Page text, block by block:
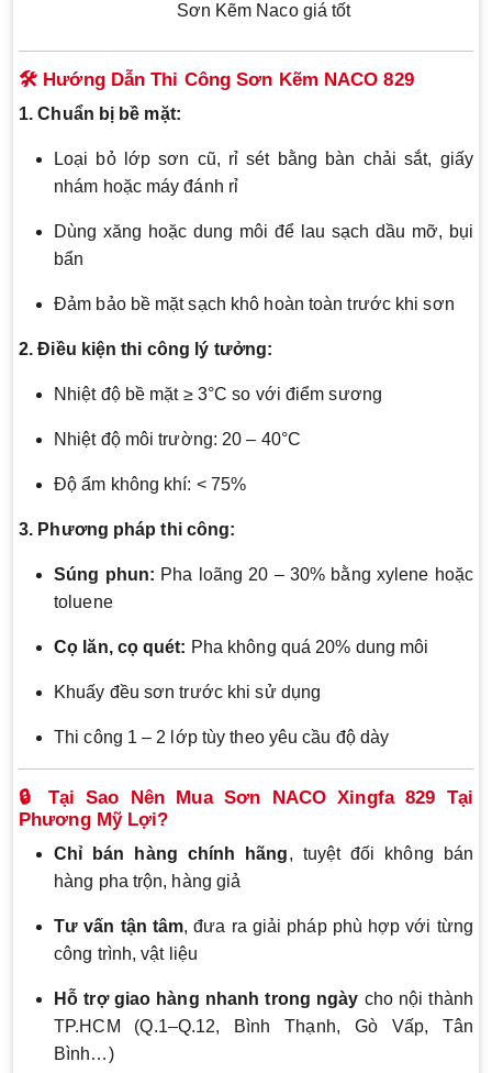
Sơn Kẽm Naco giá tốt
🛠️ Hướng Dẫn Thi Công Sơn Kẽm NACO 829
1. Chuẩn bị bề mặt:
Loại bỏ lớp sơn cũ, rỉ sét bằng bàn chải sắt, giấy
nhám hoặc máy đánh rỉ
Dùng xăng hoặc dung môi để lau sạch dầu mỡ, bụi
bẩn
Đảm bảo bề mặt sạch khô hoàn toàn trước khi sơn
2. Điều kiện thi công lý tưởng:
Nhiệt độ bề mặt ≥ 3°C so với điểm sương
Nhiệt độ môi trường: 20 – 40°C
Độ ẩm không khí: < 75%
3. Phương pháp thi công:
Súng phun: Pha loãng 20 – 30% bằng xylene hoặc
toluene
Cọ lăn, cọ quét: Pha không quá 20% dung môi
Khuấy đều sơn trước khi sử dụng
Thi công 1 – 2 lớp tùy theo yêu cầu độ dày
🔒 Tại Sao Nên Mua Sơn NACO Xingfa 829 Tại
Phương Mỹ Lợi?
Chỉ bán hàng chính hãng, tuyệt đối không bán
hàng pha trộn, hàng giả
Tư vấn tận tâm, đưa ra giải pháp phù hợp với từng
công trình, vật liệu
Hỗ trợ giao hàng nhanh trong ngày cho nội thành
TP.HCM (Q.1–Q.12, Bình Thạnh, Gò Vấp, Tân
Bình…)